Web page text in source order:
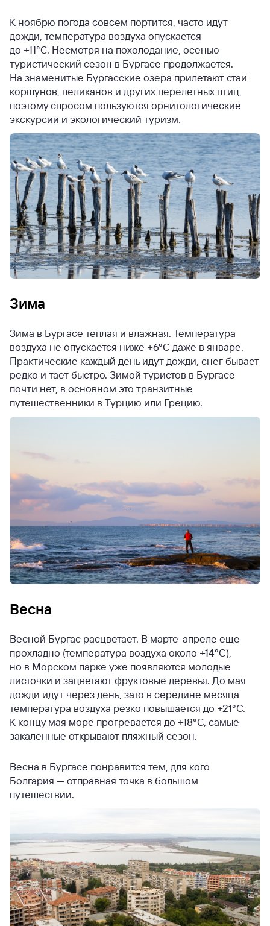
К ноябрю погода совсем портится, часто идут
дожди, температура воздуха опускается
до +11°C. Несмотря на похолодание, осенью
туристический сезон в Бургасе продолжается.
На знаменитые Бургасские озера прилетают стаи
коршунов, пеликанов и других перелетных птиц,
поэтому спросом пользуются орнитологические
экскурсии и экологический туризм.
Зима
Зима в Бургасе теплая и влажная. Температура
воздуха не опускается ниже +6°C даже в январе.
Практические каждый день идут дожди, снег бывает
редко и тает быстро. Зимой туристов в Бургасе
почти нет, в основном это транзитные
путешественники в Турцию или Грецию.
Весна
Весной Бургас расцветает. В марте-апреле еще
прохладно (температура воздуха около +14°C),
но в Морском парке уже появляются молодые
листочки и зацветают фруктовые деревья. До мая
дожди идут через день, зато в середине месяца
температура воздуха резко повышается до +21°C.
К концу мая море прогревается до +18°C, самые
закаленные открывают пляжный сезон.
Весна в Бургасе понравится тем, для кого
Болгария — отправная точка в большом
путешествии.